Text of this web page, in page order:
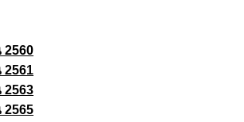
2560
2561
2563
2565